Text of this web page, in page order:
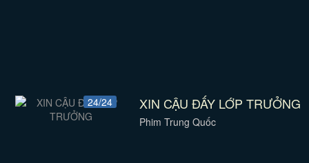
24/24 XIN CẬU ĐẤY LỚP TRƯỞNG
Phim Trung Quốc